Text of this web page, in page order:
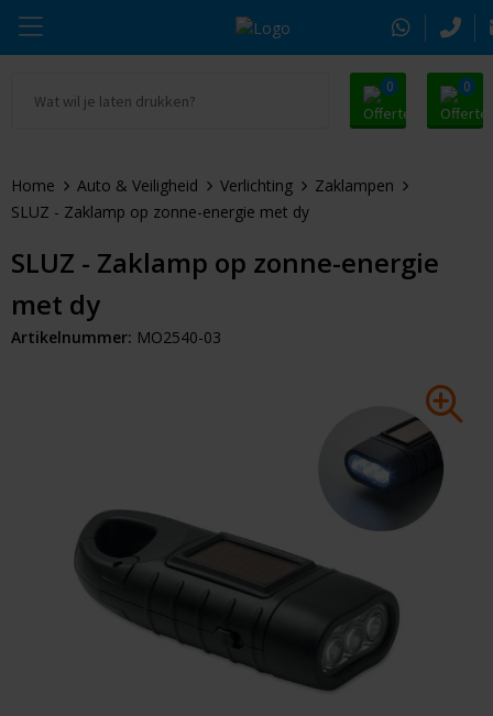
0 0
Drinkwaren
Tassen & Reizen
Huis & Lifestyle
Outdoor & Vrije Tijd
Auto & Veiligheid
Alle promosnoepje
Zomer
Kerst
Thule
Alle merken
Home Auto & Veiligheid Verlichting
Zaklampen
SLUZ - Zaklamp op zonne-energie met dy
SLUZ - Zaklamp op zonne-energie
met dy
Artikelnummer: MO2540-03